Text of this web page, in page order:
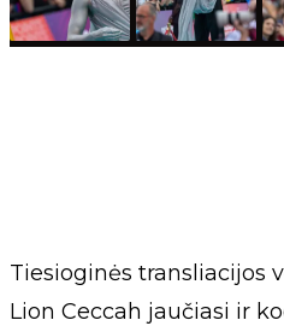
Tiesioginės transliacijos
Lion Ceccah jaučiasi ir